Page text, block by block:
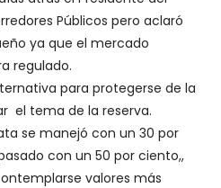
Públicos pero aclaró
ya que el mercado
regulado.
para protegerse de la
el tema de la reserva.
se manejó con un 30 por
con un 50 por ciento,,
valores más